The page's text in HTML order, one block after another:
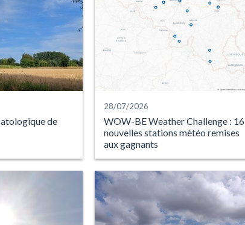
de
28/07/2026
WOW-BE Weather Challenge : 16
nouvelles stations météo remises
aux gagnants